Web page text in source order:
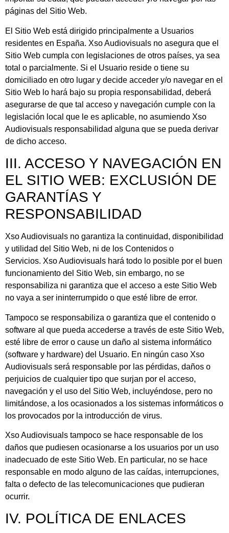
páginas del Sitio Web.
El Sitio Web está dirigido principalmente a Usuarios
residentes en España. Xso Audiovisuals no asegura que el
Sitio Web cumpla con legislaciones de otros países, ya sea
total o parcialmente. Si el Usuario reside o tiene su
domiciliado en otro lugar y decide acceder y/o navegar en el
Sitio Web lo hará bajo su propia responsabilidad, deberá
asegurarse de que tal acceso y navegación cumple con la
legislación local que le es aplicable, no asumiendo Xso
Audiovisuals responsabilidad alguna que se pueda derivar
de dicho acceso.
III. ACCESO Y NAVEGACIÓN EN
EL SITIO WEB: EXCLUSIÓN DE
GARANTÍAS Y
RESPONSABILIDAD
Xso Audiovisuals no garantiza la continuidad, disponibilidad
y utilidad del Sitio Web, ni de los Contenidos o
Servicios. Xso Audiovisuals hará todo lo posible por el buen
funcionamiento del Sitio Web, sin embargo, no se
responsabiliza ni garantiza que el acceso a este Sitio Web
no vaya a ser ininterrumpido o que esté libre de error.
Tampoco se responsabiliza o garantiza que el contenido o
software al que pueda accederse a través de este Sitio Web,
esté libre de error o cause un daño al sistema informático
(software y hardware) del Usuario. En ningún caso Xso
Audiovisuals será responsable por las pérdidas, daños o
perjuicios de cualquier tipo que surjan por el acceso,
navegación y el uso del Sitio Web, incluyéndose, pero no
limitándose, a los ocasionados a los sistemas informáticos o
los provocados por la introducción de virus.
Xso Audiovisuals tampoco se hace responsable de los
daños que pudiesen ocasionarse a los usuarios por un uso
inadecuado de este Sitio Web. En particular, no se hace
responsable en modo alguno de las caídas, interrupciones,
falta o defecto de las telecomunicaciones que pudieran
ocurrir.
IV. POLÍTICA DE ENLACES